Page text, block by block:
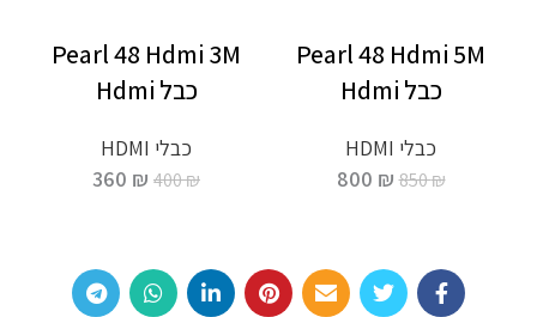
Pearl 48 Hdmi 5M
כבל Hdmi
כבלי HDMI
850₪
800 ₪
Pearl 48 Hdmi 3M
כבל Hdmi
כבלי HDMI
400₪
360 ₪